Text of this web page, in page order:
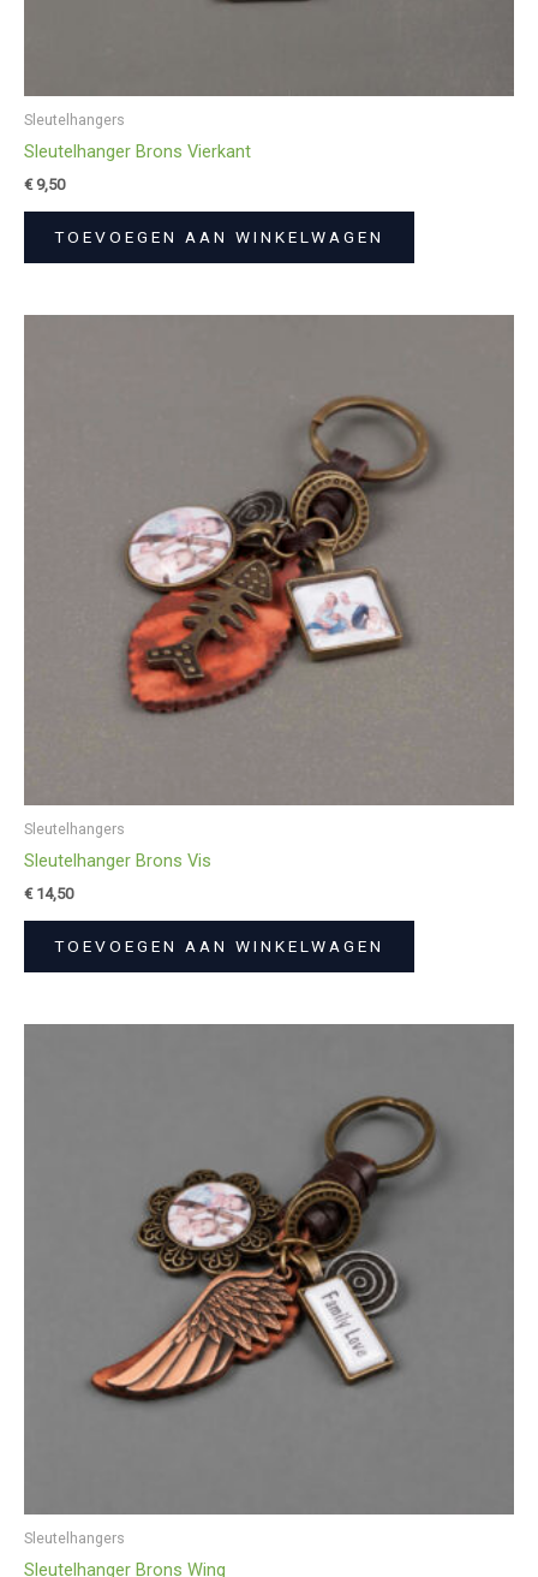
Sleutelhangers
Sleutelhanger Brons Vierkant
€9,50
TOEVOEGEN AAN WINKELWAGEN
Sleutelhangers
Sleutelhanger Brons Vis
€14,50
TOEVOEGEN AAN WINKELWAGEN
Sleutelhangers
Sleutelhanger Brons Wing